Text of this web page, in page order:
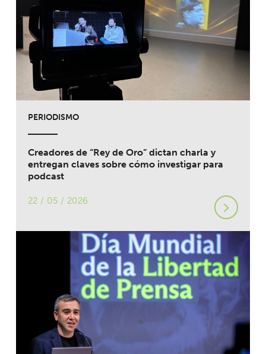
PERIODISMO
Creadores de “Rey de Oro” dictan charla y
entregan claves sobre cómo investigar para
podcast
22 / 05 / 2026